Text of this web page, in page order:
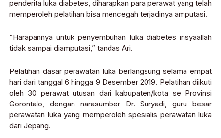
penderita luka diabetes, diharapkan para perawat yang telah
memperoleh pelatihan bisa mencegah terjadinya amputasi.
“Harapannya untuk penyembuhan luka diabetes insyaallah
tidak sampai diamputasi,” tandas Ari.
Pelatihan dasar perawatan luka berlangsung selama empat
hari dari tanggal 6 hingga 9 Desember 2019. Pelatihan diikuti
oleh 30 perawat utusan dari kabupaten/kota se Provinsi
Gorontalo, dengan narasumber Dr. Suryadi, guru besar
perawatan luka yang memperoleh spesialis perawatan luka
dari Jepang.